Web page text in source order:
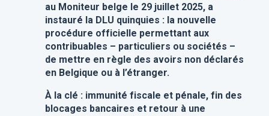
au Moniteur belge le 29 juillet 2025, a
instauré la DLU quinquies : la nouvelle
procédure officielle permettant aux
contribuables – particuliers ou sociétés –
de mettre en règle des avoirs non déclarés
en Belgique ou à l’étranger.
À la clé : immunité fiscale et pénale, fin des
blocages bancaires et retour à une